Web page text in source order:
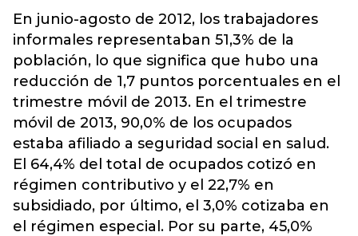
En junio-agosto de 2012, los trabajadores
informales representaban 51,3% de la
población, lo que significa que hubo una
reducción de 1,7 puntos porcentuales en el
trimestre móvil de 2013. En el trimestre
móvil de 2013, 90,0% de los ocupados
estaba afiliado a seguridad social en salud.
El 64,4% del total de ocupados cotizó en
régimen contributivo y el 22,7% en
subsidiado, por último, el 3,0% cotizaba en
el régimen especial. Por su parte, 45,0%